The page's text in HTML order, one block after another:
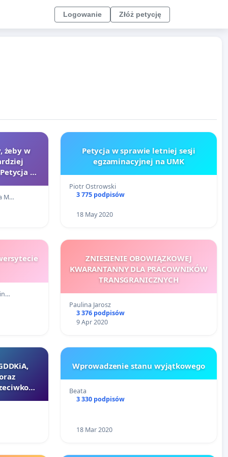
Logowanie Złóż petycję
żeby w
w
M…
Petycja w sprawie letniej sesji
egzaminacyjnej na UMK
Piotr Ostrowski
3 775 podpisów
18 May 2020
ZNIESIENIE OBOWIĄZKOWEJ
KWARANTANNY DLA PRACOWNIKÓW
TRANSGRANICZNYCH
Paulina Jarosz
3 376 podpisów
9 Apr 2020
Wprowadzenie stanu wyjątkowego
Beata
3 330 podpisów
18 Mar 2020